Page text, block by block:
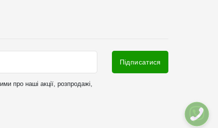
про наші акції, розпродажі,
Підписатися